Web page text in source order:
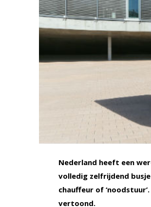
Nederland heeft een
volledig zelfrijdend
chauffeur of
vertoond.